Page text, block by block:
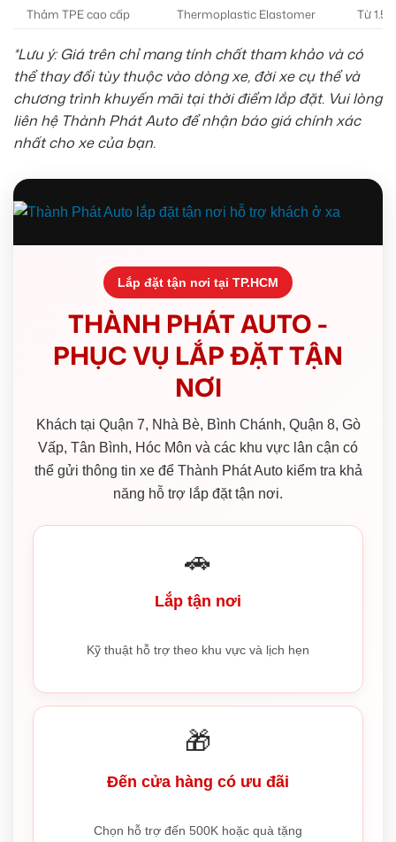
Thảm TPE cao cấp
Thermoplastic Elastomer Từ
*Lưu ý: Giá trên chỉ mang tính chất tham khảo và có
thể thay đổi tùy thuộc vào dòng xe, đời xe cụ thể và
chương trình khuyến mãi tại thời điểm lắp đặt. Vui lòng
liên hệ Thành Phát Auto để nhận báo giá chính xác
nhất cho xe của bạn.
Lắp đặt tận nơi tại TP.HCM
THÀNH PHÁT AUTO -
PHỤC VỤ LẮP ĐẶT TẬN
NƠI
Khách tại Quận 7, Nhà Bè, Bình Chánh, Quận 8, Gò
Vấp, Tân Bình, Hóc Môn và các khu vực lân cận có
thể gửi thông tin xe để Thành Phát Auto kiểm tra khả
năng hỗ trợ lắp đặt tận nơi.
🚗
Lắp tận nơi
Kỹ thuật hỗ trợ theo khu vực và lịch hẹn
🎁
Đến cửa hàng có ưu đãi
Chọn hỗ trợ đến 500K hoặc quà tặng